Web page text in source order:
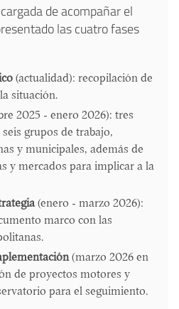
de acompañar el
las cuatro fases
(actualidad): recopilación de
situación.
2025 - enero 2026): tres
grupos de trabajo,
y municipales, además de
y mercados para implicar a la
(enero - marzo 2026):
marco con las
(marzo 2026 en
de proyectos motores y
para el seguimiento.